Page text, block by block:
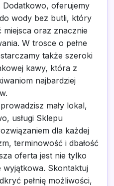
oferujemy
wody bez butli, który
oraz znacznie
W trosce o pełne
także szeroki
kawy, która z
najbardziej
mały lokal,
usługi Sklepu
dla każdej
terminowość i dbałość
oferta jest nie tylko
Skontaktuj
pełnię możliwości,